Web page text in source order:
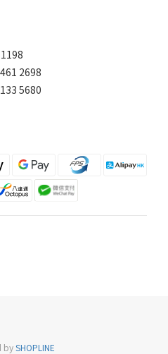
2698
5680
bySHOPLINE